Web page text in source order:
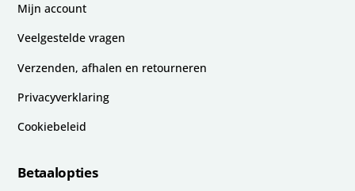
Mijn account
Veelgestelde vragen
Verzenden, afhalen en retourneren
Privacyverklaring
Cookiebeleid
Betaalopties